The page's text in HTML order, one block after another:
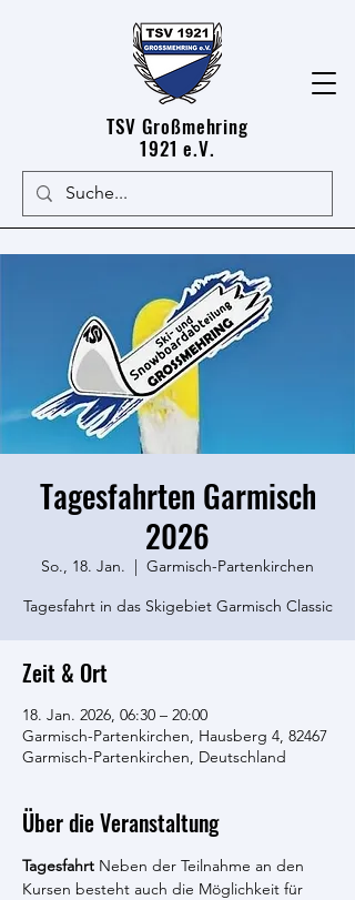
TSV Großmehring
1921 e.V.
Tagesfahrten Garmisch
2026
So., 18. Jan.
  |
Garmisch-Partenkirchen
Tagesfahrt in das Skigebiet Garmisch Classic
Zeit & Ort
18. Jan. 2026, 06:30 – 20:00
Garmisch-Partenkirchen, Hausberg 4, 82467
Garmisch-Partenkirchen, Deutschland
Über die Veranstaltung
Tagesfahrt Neben der Teilnahme an den
Kursen besteht auch die Möglichkeit für